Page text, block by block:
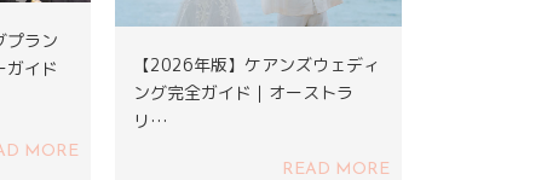
プラン
ガイド
MORE
【2026年版】ケアンズウェディ
ング完全ガイド｜オーストラ
リ…
READ MORE